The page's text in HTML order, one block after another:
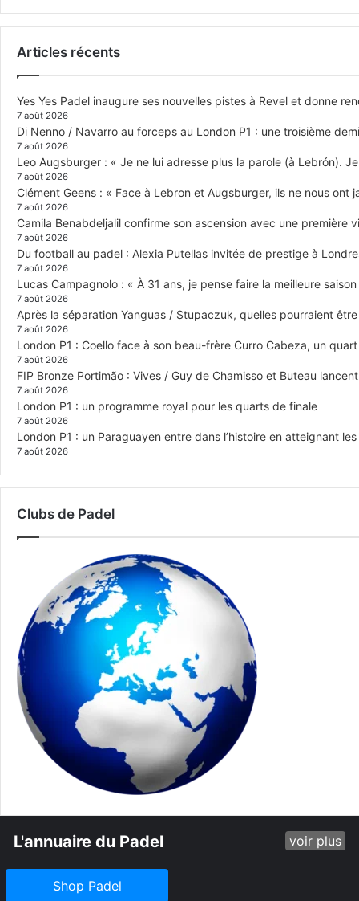
Articles récents
Yes Yes Padel inaugure ses nouvelles pistes à Revel et donne
7 août 2026
Di Nenno / Navarro au forceps au London P1 : une troisième
7 août 2026
Leo Augsburger : « Je ne lui adresse plus la parole (à Lebrón).
7 août 2026
Clément Geens : « Face à Lebron et Augsburger, ils ne nous ont
7 août 2026
Camila Benabdeljalil confirme son ascension avec une première
7 août 2026
Du football au padel : Alexia Putellas invitée de prestige à
7 août 2026
Lucas Campagnolo : « À 31 ans, je pense faire la meilleure
7 août 2026
Après la séparation Yanguas / Stupaczuk, quelles pourraient
7 août 2026
London P1 : Coello face à son beau-frère Curro Cabeza, un
7 août 2026
FIP Bronze Portimão : Vives / Guy de Chamisso et Buteau
7 août 2026
London P1 : un programme royal pour les quarts de finale
7 août 2026
London P1 : un Paraguayen entre dans l’histoire en atteignant
7 août 2026
Clubs de Padel
L'annuaire du Padel voir plus
Shop Padel